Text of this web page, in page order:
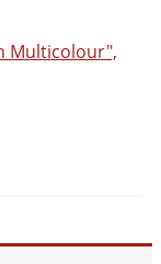
Multicolour",